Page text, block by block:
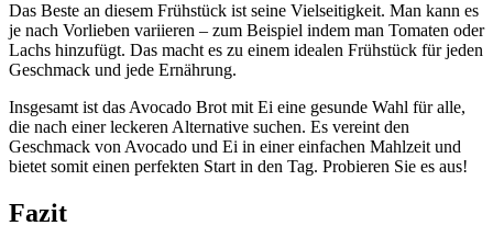
Das Beste an diesem Frühstück ist seine Vielseitigkeit. Man kann es
je nach Vorlieben variieren – zum Beispiel indem man Tomaten oder
Lachs hinzufügt. Das macht es zu einem idealen Frühstück für jeden
Geschmack und jede Ernährung.
Insgesamt ist das Avocado Brot mit Ei eine gesunde Wahl für alle,
die nach einer leckeren Alternative suchen. Es vereint den
Geschmack von Avocado und Ei in einer einfachen Mahlzeit und
bietet somit einen perfekten Start in den Tag. Probieren Sie es aus!
Fazit